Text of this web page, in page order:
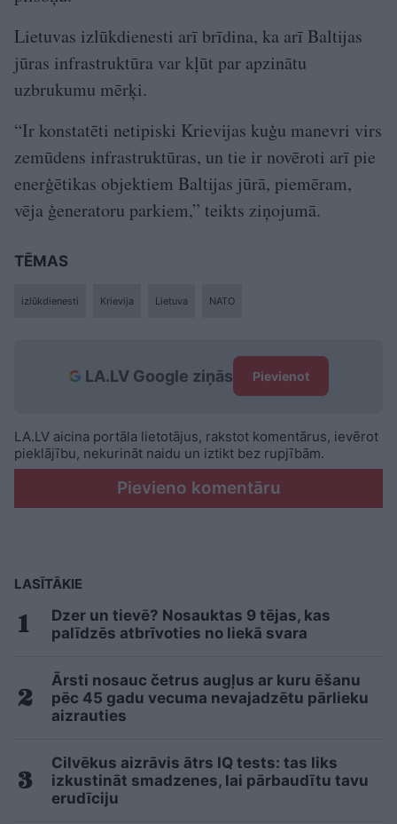
Lietuvas izlūkdienesti arī brīdina, ka arī Baltijas
jūras infrastruktūra var kļūt par apzinātu
uzbrukumu mērķi.
“Ir konstatēti netipiski Krievijas kuģu manevri virs
zemūdens infrastruktūras, un tie ir novēroti arī pie
enerģētikas objektiem Baltijas jūrā, piemēram,
vēja ģeneratoru parkiem,” teikts ziņojumā.
TĒMAS
izlūkdienesti Krievija Lietuva NATO
LA.LV Google ziņās Pievienot
LA.LV aicina portāla lietotājus, rakstot komentārus, ievērot
pieklājību, nekurināt naidu un iztikt bez rupjībām.
Pievieno komentāru
LASĪTĀKIE
Dzer un tievē? Nosauktas 9 tējas, kas
palīdzēs atbrīvoties no liekā svara
Ārsti nosauc četrus augļus ar kuru ēšanu
pēc 45 gadu vecuma nevajadzētu pārlieku
aizrauties
Cilvēkus aizrāvis ātrs IQ tests: tas liks
izkustināt smadzenes, lai pārbaudītu tavu
erudīciju